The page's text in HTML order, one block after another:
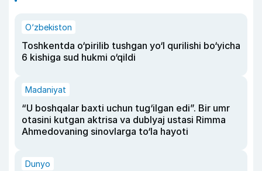
O‘zbekiston
Toshkentda o‘pirilib tushgan yo‘l qurilishi bo‘yicha
6 kishiga sud hukmi o‘qildi
Madaniyat
“U boshqalar baxti uchun tug‘ilgan edi”. Bir umr
otasini kutgan aktrisa va dublyaj ustasi Rimma
Ahmedovaning sinovlarga to‘la hayoti
Dunyo